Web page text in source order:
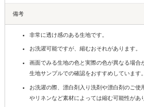
備考
非常に透け感のある生地です。
お洗濯可能ですが、縮むおそれがあります。
画面でみる生地の色と実際の色が異なる場合
生地サンプルでの確認をおすすめしています。
お洗濯の際、漂白剤入り洗剤や漂白剤のご使
やリネンなど素材によっては縮む可能性があ